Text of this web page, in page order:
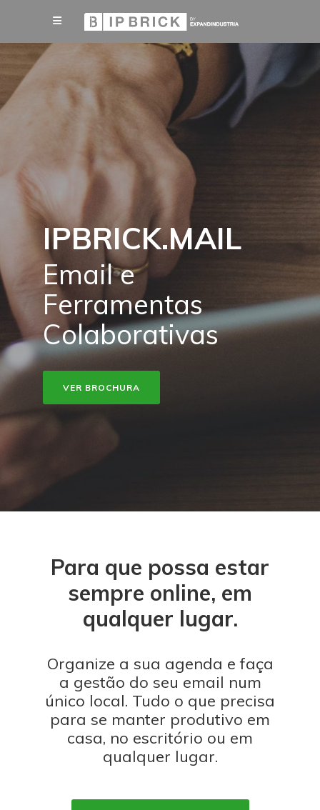
IPBRICK.MAIL
Email e
Ferramentas
Colaborativas
VER BROCHURA
Para que possa estar
sempre online, em
qualquer lugar.
Organize a sua agenda e faça
a gestão do seu email num
único local. Tudo o que precisa
para se manter produtivo em
casa, no escritório ou em
qualquer lugar.